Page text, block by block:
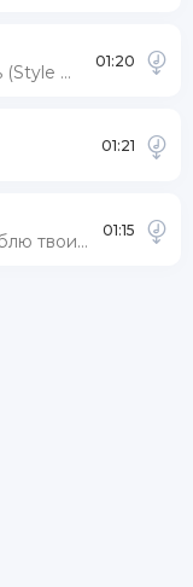
Какую песню тебе спеть (Style Remix)
01:20
01:21
Я люблю твоё тело я люблю твои губы
01:15